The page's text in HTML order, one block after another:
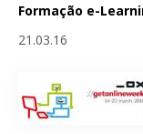
Formação e-
21.03.16